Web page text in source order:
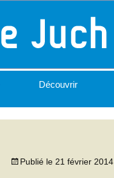
Découvrir
Publié le 21 février 2014